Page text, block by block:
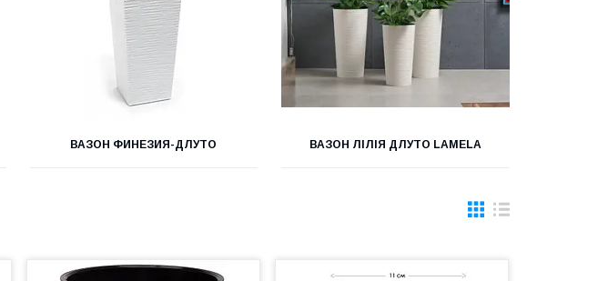
ВАЗОН ФИНЕЗИЯ-ДЛУТО ВАЗОН ЛІЛІЯ ДЛУТО LAMELA